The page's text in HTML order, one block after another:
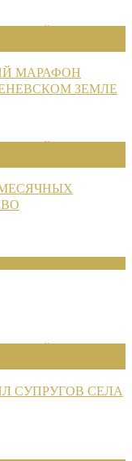
МАРАФОН
ЗЕМЛЕ
СУПРУГОВ СЕЛА